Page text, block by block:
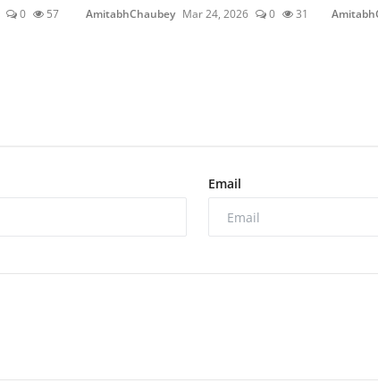
0 57 AmitabhChaubey Mar 24, 2026 0 31
Email